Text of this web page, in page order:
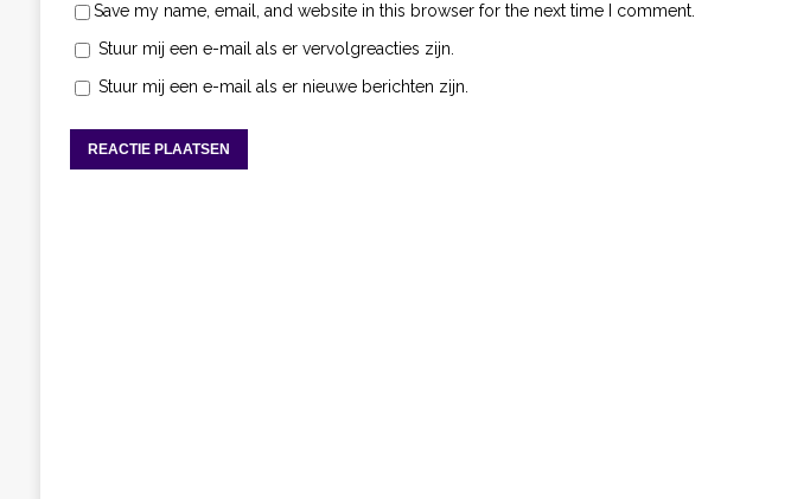
Save my name, email, and website in this browser for the next time I comment.
Stuur mij een e-mail als er vervolgreacties zijn.
Stuur mij een e-mail als er nieuwe berichten zijn.